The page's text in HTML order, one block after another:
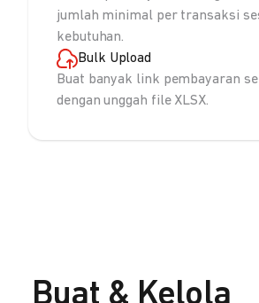
jumlah minimal per transaksi
kebutuhan.
Bulk Upload
Buat banyak link pembayaran
dengan unggah file XLSX.